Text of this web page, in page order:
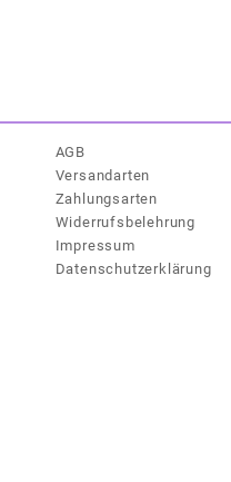
AGB
Versandarten
Zahlungsarten
Widerrufsbelehrung
Impressum
Datenschutzerklärung